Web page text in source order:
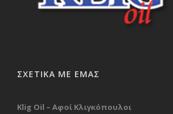
ΣΧΕΤΙΚΑ ΜΕ ΕΜΑΣ
Klig Oil – Αφοί Κλιγκόπουλοι